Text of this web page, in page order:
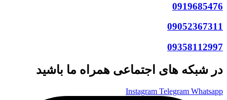
0919685476
09052367311
09358112997
در شبکه های اجتماعی همراه ما باشید
Instagram Telegram Whatsapp